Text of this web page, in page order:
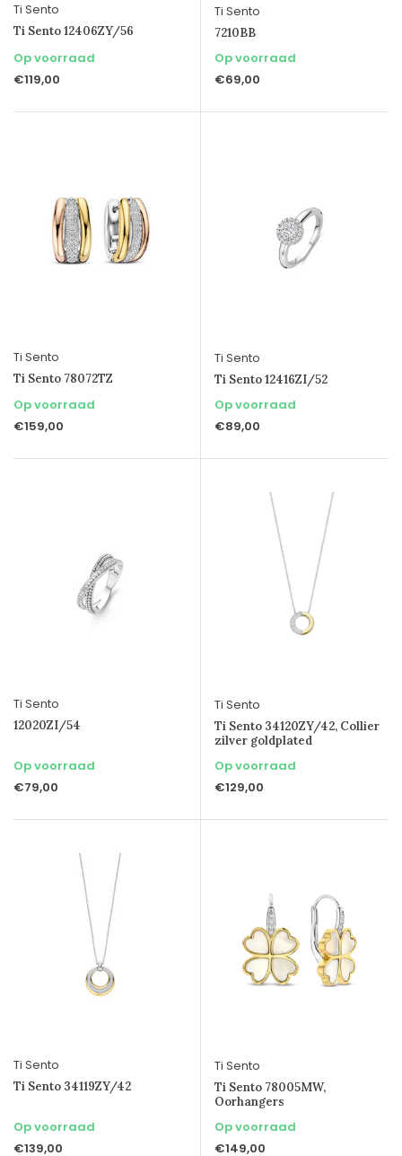
Ti Sento
Ti Sento 12406ZY/56
Op voorraad
€119,00
Ti Sento
7210BB
Op voorraad
€69,00
Ti Sento
Ti Sento 78072TZ
Op voorraad
€159,00
Ti Sento
Ti Sento 12416ZI/52
Op voorraad
€89,00
Ti Sento
12020ZI/54
Op voorraad
€79,00
Ti Sento
Ti Sento 34120ZY/42, Collier
zilver goldplated
Op voorraad
€129,00
Ti Sento
Ti Sento 34119ZY/42
Op voorraad
€139,00
Ti Sento
Ti Sento 78005MW,
Oorhangers
Op voorraad
€149,00